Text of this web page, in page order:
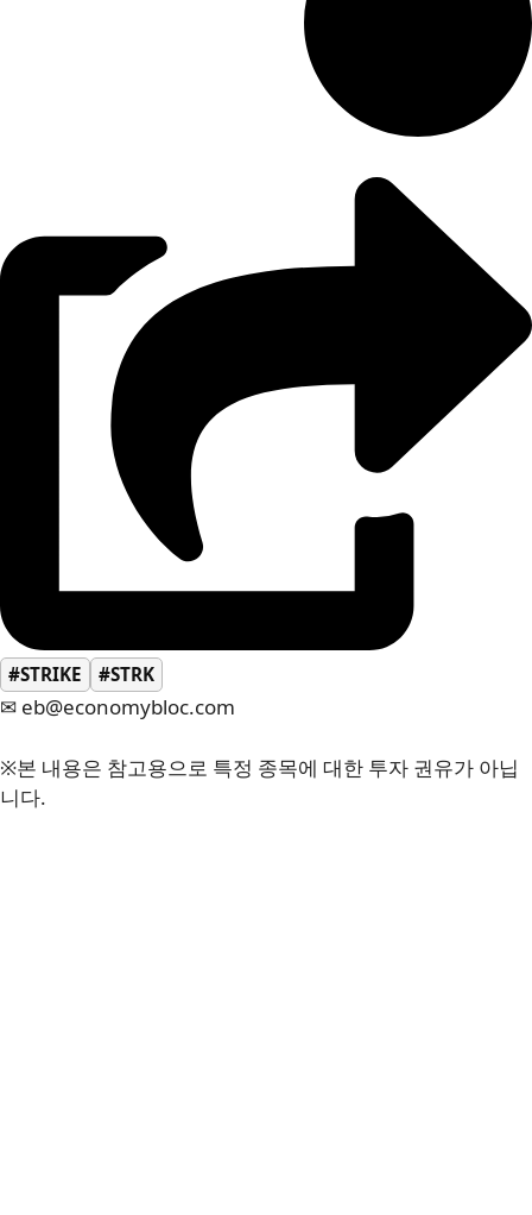
#STRIKE #STRK
✉ eb@economybloc.com
※본 내용은 참고용으로 특정 종목에 대한 투자 권유가 아닙
니다.